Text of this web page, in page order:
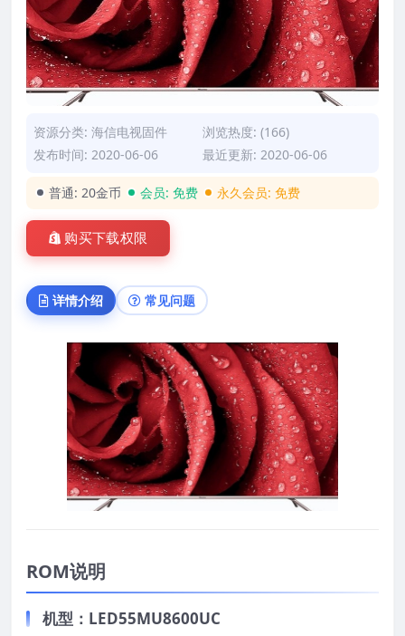
资源分类: 海信电视固件
浏览热度: (166)
发布时间: 2020-06-06
最近更新: 2020-06-06
普通: 20金币 会员: 免费 永久会员: 免费
购买下载权限
详情介绍 常见问题
ROM说明
机型：LED55MU8600UC